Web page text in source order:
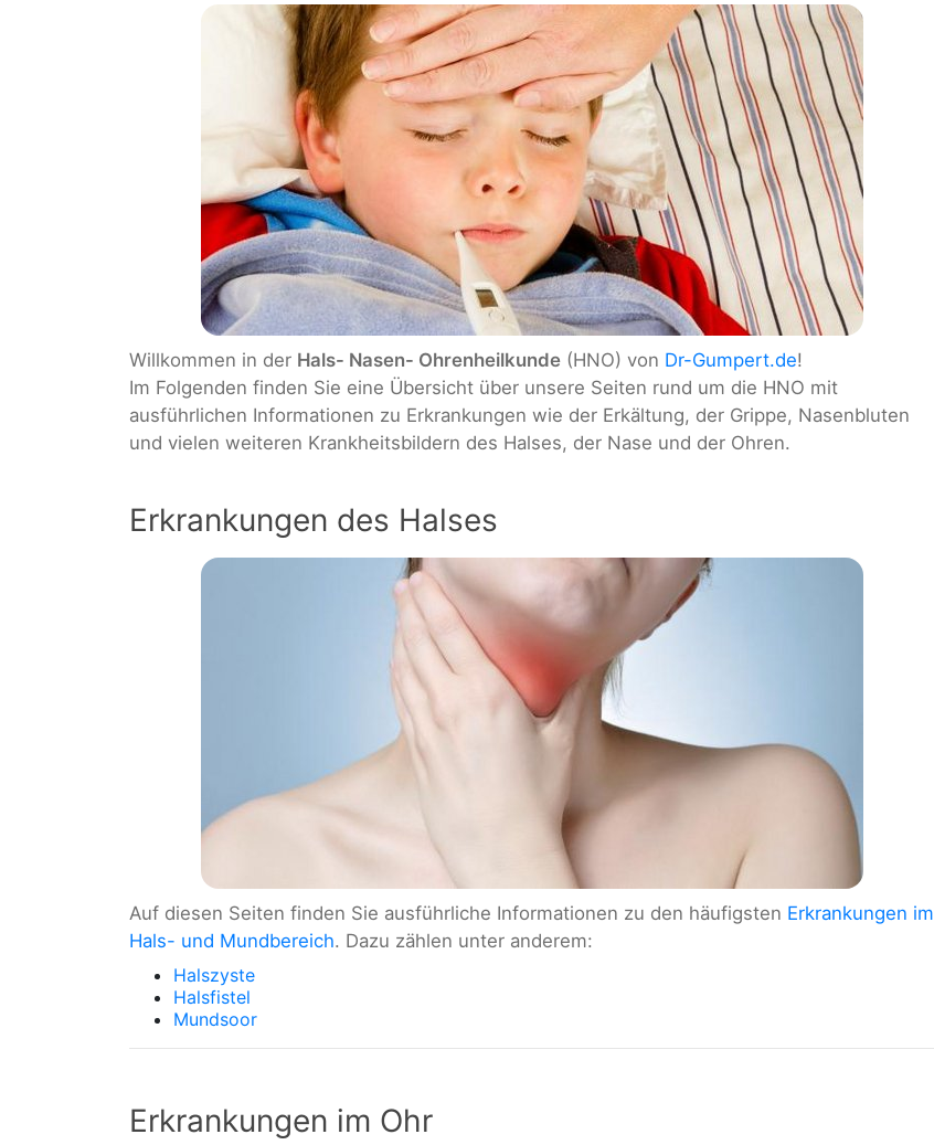
Willkommen in der Hals- Nasen- Ohrenheilkunde (HNO) von Dr-Gumpert.de!
Im Folgenden finden Sie eine Übersicht über unsere Seiten rund um die HNO mit
ausführlichen Informationen zu Erkrankungen wie der Erkältung, der Grippe, Nasenbluten
und vielen weiteren Krankheitsbildern des Halses, der Nase und der Ohren.
Erkrankungen des Halses
Auf diesen Seiten finden Sie ausführliche Informationen zu den häufigsten Erkrankungen im
Hals- und Mundbereich. Dazu zählen unter anderem:
Halszyste
Halsfistel
Mundsoor
Erkrankungen im Ohr